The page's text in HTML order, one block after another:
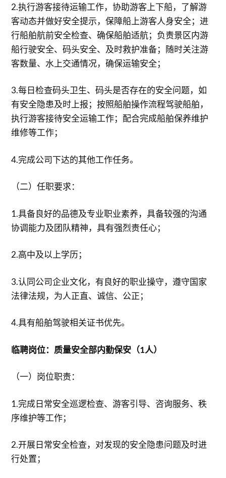
2.执行游客接待运输工作，协助游客上下船，了解游
客动态并做好安全提示，保障船上游客人身安全；进
行船舶航前安全检查、确保船舶适航；负责景区内游
船行驶安全、码头安全、及时救护准备；随时关注游
客数量、水上交通情况，确保运输安全；
3.每日检查码头卫生、码头是否存在的安全问题，如
有安全隐患及时上报；按照船舶操作流程驾驶船舶，
执行游客接待安全运输工作；配合完成船舶保养维护
维修等工作；
4.完成公司下达的其他工作任务。
（二）任职要求：
1.具备良好的品德及专业职业素养，具备较强的沟通
协调能力及团队精神，具有强烈责任心；
2.高中及以上学历；
3.认同公司企业文化，有良好的职业操守，遵守国家
法律法规，为人正直、诚信、公正；
4.具有船舶驾驶相关证书优先。
临聘岗位：质量安全部内勤保安（1人）
（一）岗位职责：
1.完成日常安全巡逻检查、游客引导、咨询服务、秩
序维护等工作；
2.开展日常安全检查，对发现的安全隐患问题及时进
行处置；